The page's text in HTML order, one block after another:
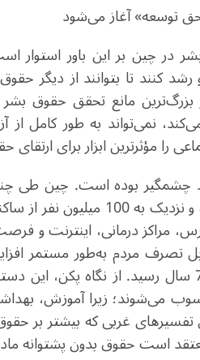
توسعه» آغاز می‌شود
چین بر این باور استوار است
رشد کنند تا بتوانند از دیگر
بزرگ‌ترین مانع تحقق حقوق
نمی‌تواند به طور کامل
را مؤثرترین ابزار برای
چشمگیر بوده است. چین طی
بشر را اجرا کرده و
مراکز درمانی، اینترنت و
زندگی به 79.25 سال رسید. از نگاه
می‌شوند؛ زیرا آموزش،
تفسیرهای غربی که بیشتر بر
است حقوق بدون پشتوانه